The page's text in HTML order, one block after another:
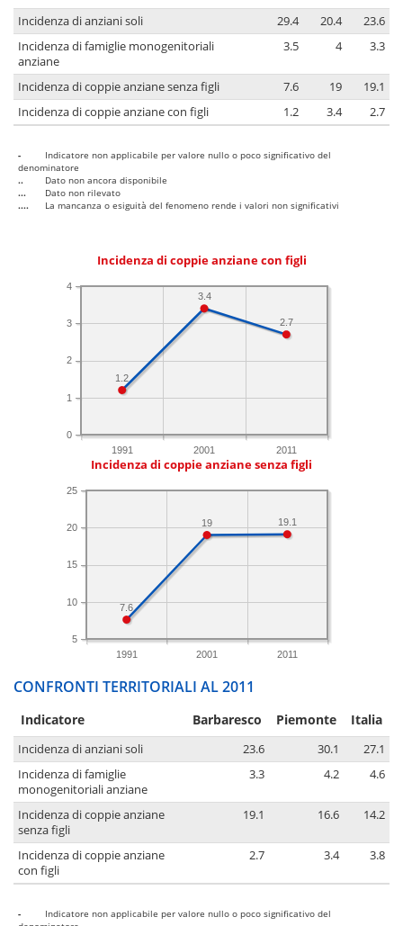
Incidenza di anziani soli 29.4 20.4
23.6
Incidenza di famiglie monogenitoriali
anziane
3.5 4 3.3
Incidenza di coppie anziane senza figli 7.6 19
19.1
Incidenza di coppie anziane con figli
1.2 3.4 2.7
-
Indicatore non applicabile per valore nullo o poco significativo del
denominatore
..
Dato non ancora disponibile
...
Dato non rilevato
....
La mancanza o esiguità del fenomeno rende i valori non significativi
Incidenza di coppie anziane con figli
1991 2001 2011
0
1
2
3
4
2.7
3.4
1.2
Incidenza di coppie anziane senza figli
1991 2001 2011
5
10
15
20
25
19.1
19
7.6
CONFRONTI TERRITORIALI AL 2011
Indicatore Barbaresco Piemonte Italia
Incidenza di anziani soli 23.6 30.1
27.1
Incidenza di famiglie
monogenitoriali anziane
3.3 4.2 4.6
Incidenza di coppie anziane
senza figli
19.1 16.6 14.2
Incidenza di coppie anziane
con figli
2.7 3.4 3.8
-
Indicatore non applicabile per valore nullo o poco significativo del